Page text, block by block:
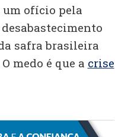
um ofício pela
safra brasileira
medo é que a crise